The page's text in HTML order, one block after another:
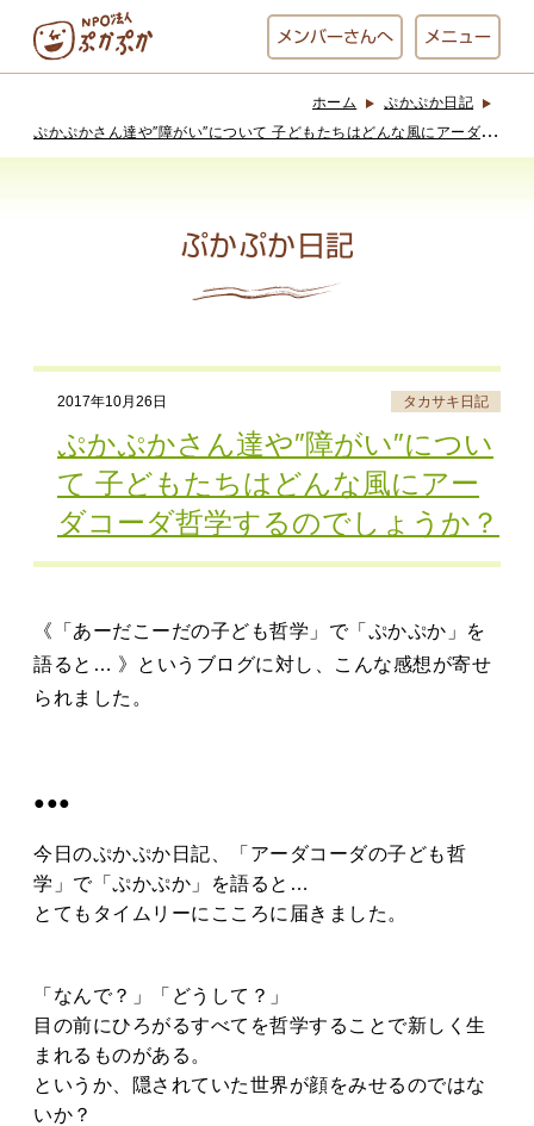
メンバーさんへ メニュー
ぷかぷか
お休み中
アート屋
わんど
でんぱた
ぷかぷかさんと
タカサキと
お知らせ ぷかぷか日記
アクセス
ホーム ぷかぷか日記
ぷ
かぷかさん達や″障がい″について 子どもたちはどんな風にアーダコーダ哲学するのでしょうか？
ぷかぷか日記
2017年10月26日 タカサキ日記
ぷかぷかさん達や″障がい″につい
て 子どもたちはどんな風にアー
ダコーダ哲学するのでしょうか？
《「あーだこーだの子ども哲学」で「ぷかぷか」を
語ると… 》というブログに対し、こんな感想が寄せ
られました。
●●●
今日のぷかぷか日記、「アーダコーダの子ども哲
学」で「ぷかぷか」を語ると…
とてもタイムリーにこころに届きました。
「なんで？」「どうして？」
目の前にひろがるすべてを哲学することで新しく生
まれるものがある。
というか、隠されていた世界が顔をみせるのではな
いか？